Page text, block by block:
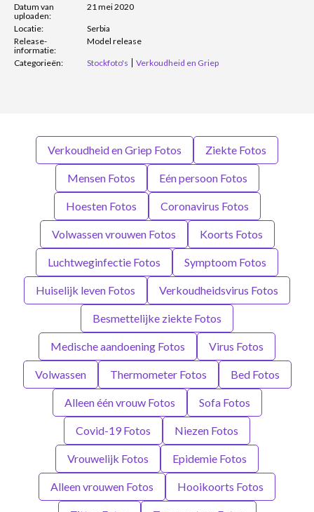
Datum van
uploaden:
21 mei 2020
Locatie:
Serbia
Release-
informatie:
Model release
Categorieën: Stockfoto's Verkoudheid en Griep
Verkoudheid en Griep Fotos Ziekte Fotos
Mensen Fotos Eén persoon Fotos
Hoesten Fotos Coronavirus Fotos
Volwassen vrouwen Fotos Koorts Fotos
Luchtweginfectie Fotos Symptoom Fotos
Huiselijk leven Fotos Verkoudheidsvirus Fotos
Besmettelijke ziekte Fotos
Medische aandoening Fotos Virus Fotos
Volwassen Thermometer Fotos Bed Fotos
Alleen één vrouw Fotos Sofa Fotos
Covid-19 Fotos Niezen Fotos
Vrouwelijk Fotos Epidemie Fotos
Alleen vrouwen Fotos Hooikoorts Fotos